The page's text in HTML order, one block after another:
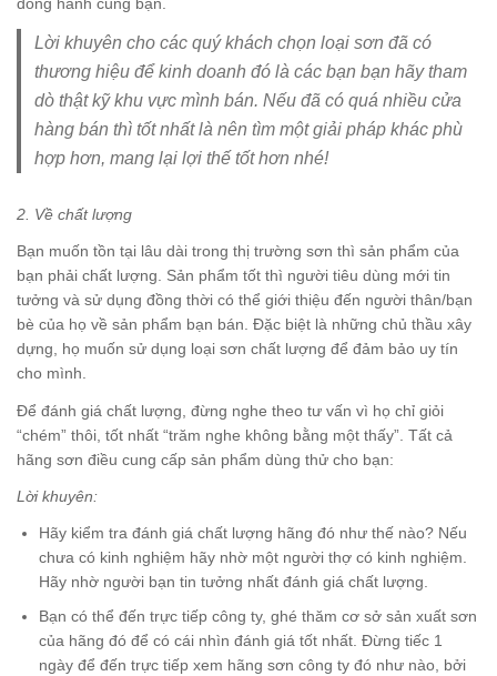
đồng hành cùng bạn.
Lời khuyên cho các quý khách chọn loại sơn đã có
thương hiệu để kinh doanh đó là các bạn bạn hãy tham
dò thật kỹ khu vực mình bán. Nếu đã có quá nhiều cửa
hàng bán thì tốt nhất là nên tìm một giải pháp khác phù
hợp hơn, mang lại lợi thế tốt hơn nhé!
2. Về chất lượng
Bạn muốn tồn tại lâu dài trong thị trường sơn thì sản phẩm của
bạn phải chất lượng. Sản phẩm tốt thì người tiêu dùng mới tin
tưởng và sử dụng đồng thời có thể giới thiệu đến người thân/bạn
bè của họ về sản phẩm bạn bán. Đặc biệt là những chủ thầu xây
dựng, họ muốn sử dụng loại sơn chất lượng để đảm bảo uy tín
cho mình.
Để đánh giá chất lượng, đừng nghe theo tư vấn vì họ chỉ giỏi
“chém” thôi, tốt nhất “trăm nghe không bằng một thấy”. Tất cả
hãng sơn điều cung cấp sản phẩm dùng thử cho bạn:
Lời khuyên:
Hãy kiểm tra đánh giá chất lượng hãng đó như thế nào? Nếu
chưa có kinh nghiệm hãy nhờ một người thợ có kinh nghiệm.
Hãy nhờ người bạn tin tưởng nhất đánh giá chất lượng.
Bạn có thể đến trực tiếp công ty, ghé thăm cơ sở sản xuất sơn
của hãng đó để có cái nhìn đánh giá tốt nhất. Đừng tiếc 1
ngày để đến trực tiếp xem hãng sơn công ty đó như nào, bởi